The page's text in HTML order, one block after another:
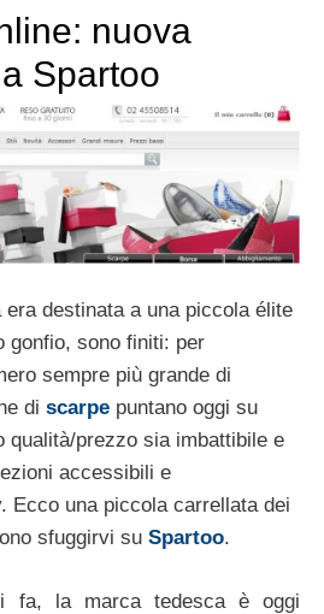
nuova
Spartoo
era destinata a una piccola élite
gonfio, sono finiti: per
sempre più grande di
di scarpe puntano oggi su
qualità/prezzo sia imbattibile e
accessibili e
Ecco una piccola carrellata dei
sfuggirvi su Spartoo.
fa, la marca tedesca è oggi